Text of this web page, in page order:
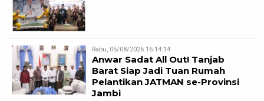
Rabu, 05/08/2026 16:14:14
Anwar Sadat All Out! Tanjab
Barat Siap Jadi Tuan Rumah
Pelantikan JATMAN se-Provinsi
Jambi